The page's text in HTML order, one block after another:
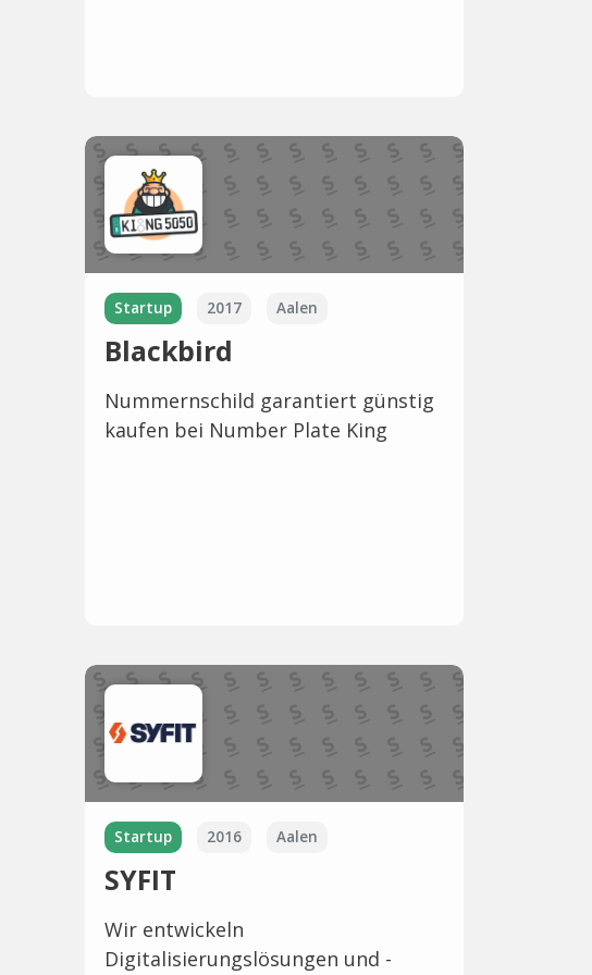
Startup 2017 Aalen
Blackbird
Nummernschild garantiert günstig
kaufen bei Number Plate King
Startup 2016 Aalen
SYFIT
Wir entwickeln
Digitalisierungslösungen und -